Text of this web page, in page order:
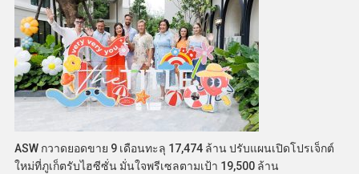
ASW กวาดยอดขาย 9 เดือนทะลุ 17,474 ล้าน ปรับแผนเปิดโปรเจ็กต์
ใหม่ที่ภูเก็ตรับไฮซีซั่น มั่นใจพรีเซลตามเป้า 19,500 ล้าน